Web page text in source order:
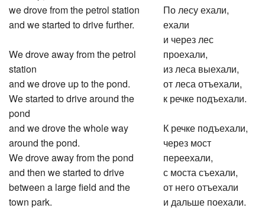
we drove from the petrol station
and we started to drive further.
We drove away from the petrol
station
and we drove up to the pond.
We started to drive around the
pond
and we drove the whole way
around the pond.
We drove away from the pond
and then we started to drive
between a large field and the
town park.
По лесу ехали,
ехали
и через лес
проехали,
из леса выехали,
от леса отъехали,
к речке подъехали.
К речке подъехали,
через мост
переехали,
с моста съехали,
от него отъехали
и дальше поехали.